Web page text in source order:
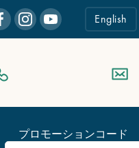
English
プロモーションコード